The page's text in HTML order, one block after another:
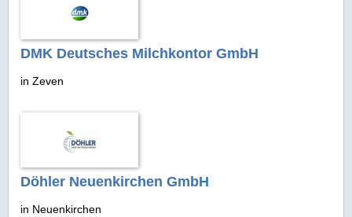
DMK Deutsches Milchkontor GmbH
in Zeven
Döhler Neuenkirchen GmbH
in Neuenkirchen